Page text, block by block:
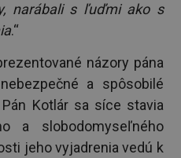
narábali s ľuďmi ako s
.“
názory pána
a spôsobilé
Kotlár sa síce stavia
a slobodomyseľného
jeho vyjadrenia vedú k